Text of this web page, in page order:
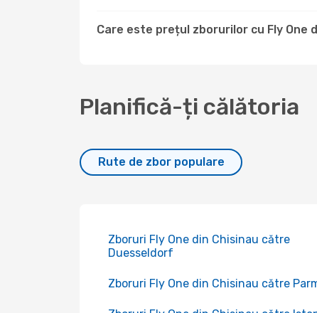
Care este prețul zborurilor cu Fly One
Planifică-ți călătoria
Rute de zbor populare
Zboruri Fly One din Chisinau către
Duesseldorf
Zboruri Fly One din Chisinau către